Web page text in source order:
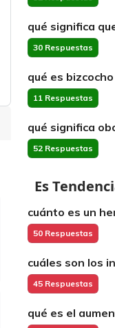
qué significa
30 Respuestas
qué es
11 Respuestas
qué significa
52 Respuestas
Es
cuánto es un
50 Respuestas
cuáles son los
45 Respuestas
qué es el